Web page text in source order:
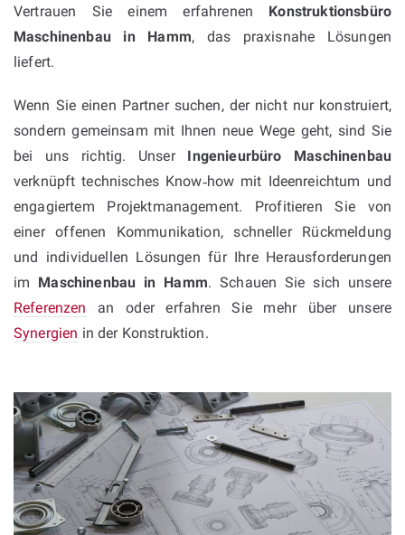
Vertrauen Sie einem erfahrenen Konstruktionsbüro
Maschinenbau in Hamm, das praxisnahe Lösungen
liefert.
Wenn Sie einen Partner suchen, der nicht nur konstruiert,
sondern gemeinsam mit Ihnen neue Wege geht, sind Sie
bei uns richtig. Unser Ingenieurbüro Maschinenbau
verknüpft technisches Know‑how mit Ideenreichtum und
engagiertem Projektmanagement. Profitieren Sie von
einer offenen Kommunikation, schneller Rückmeldung
und individuellen Lösungen für Ihre Herausforderungen
im Maschinenbau in Hamm. Schauen Sie sich unsere
Referenzen an oder erfahren Sie mehr über unsere
Synergien in der Konstruktion.